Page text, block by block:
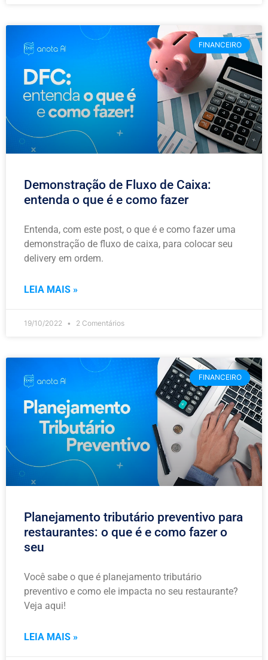
FINANCEIRO
Demonstração de Fluxo de Caixa:
entenda o que é e como fazer
Entenda, com este post, o que é e como fazer uma
demonstração de fluxo de caixa, para colocar seu
delivery em ordem.
LEIA MAIS »
19/10/2022 2 Comentários
FINANCEIRO
Planejamento tributário preventivo para
restaurantes: o que é e como fazer o
seu
Você sabe o que é planejamento tributário
preventivo e como ele impacta no seu restaurante?
Veja aqui!
LEIA MAIS »